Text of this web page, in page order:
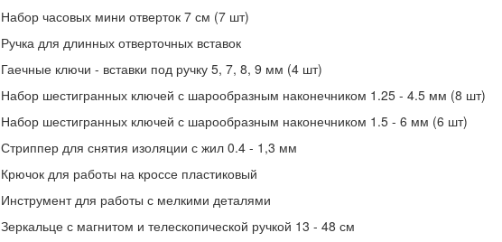
Набор часовых мини отверток 7 см (7 шт)
Ручка для длинных отверточных вставок
Гаечные ключи - вставки под ручку 5, 7, 8, 9 мм (4 шт)
Набор шестигранных ключей с шарообразным наконечником 1.25 - 4.5 мм (8 шт)
Набор шестигранных ключей с шарообразным наконечником 1.5 - 6 мм (6 шт)
Стриппер для снятия изоляции с жил 0.4 - 1,3 мм
Крючок для работы на кроссе пластиковый
Инструмент для работы с мелкими деталями
Зеркальце с магнитом и телескопической ручкой 13 - 48 см